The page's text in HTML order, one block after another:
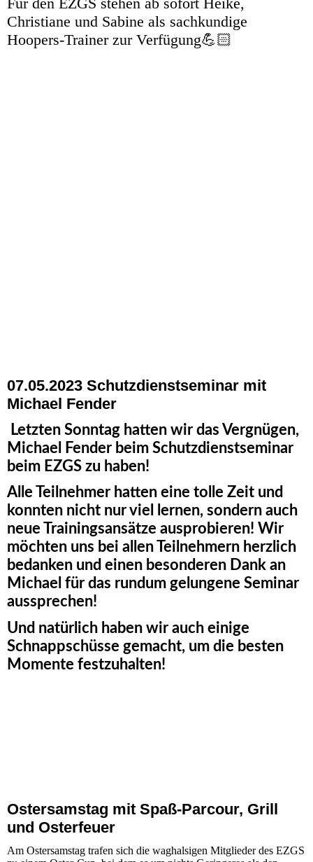
Christiane und Sabine als sachkundige
Hoopers-Trainer zur Verfügung💪🏻
07.05.2023 Schutzdienstseminar mit
Michael Fender
Letzten Sonntag hatten wir das Vergnügen,
Michael Fender beim Schutzdienstseminar
beim EZGS zu haben!
Alle Teilnehmer hatten eine tolle Zeit und
konnten nicht nur viel lernen, sondern auch
neue Trainingsansätze ausprobieren! Wir
möchten uns bei allen Teilnehmern herzlich
bedanken und einen besonderen Dank an
Michael für das rundum gelungene Seminar
aussprechen!
Und natürlich haben wir auch einige
Schnappschüsse gemacht, um die besten
Momente festzuhalten!
Ostersamstag mit Spaß-Parcour, Grill
und Osterfeuer
Am Ostersamstag trafen sich die waghalsigen Mitglieder des EZGS